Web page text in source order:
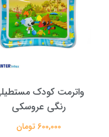
واترمت کودک
رنگی عروسکی
600,000 تومان